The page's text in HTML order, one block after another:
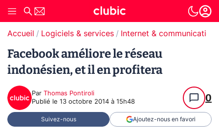
Accueil Logiciels & services Internet & communication
Facebook améliore le réseau
indonésien, et il en profitera
Par Thomas Pontiroli
Publié le 13 octobre 2014 à 15h48 0
Suivez-nous Ajoutez-nous en favori